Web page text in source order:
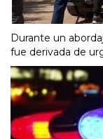
Durante un
fue derivada de